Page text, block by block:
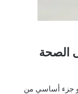
الصحة
جزء أساسي من